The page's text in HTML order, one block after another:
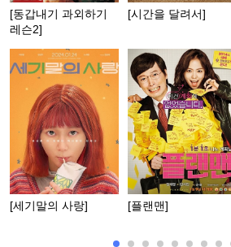
[동갑내기 과외하기
레슨2]
[시간을 달려서]
[세기말의 사랑] [플랜맨]